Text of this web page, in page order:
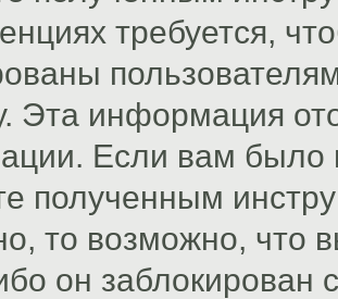
требуется,
Эта информация
Если вам
полученным
то возможно, что
он